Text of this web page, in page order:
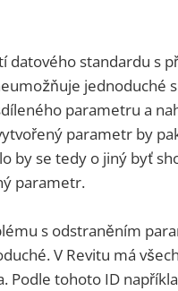
datového standardu s
jednoduché
parametru a
parametr by
by se tedy o jiný byť
parametr.
s odstraněním
V Revitu má
Podle tohoto ID